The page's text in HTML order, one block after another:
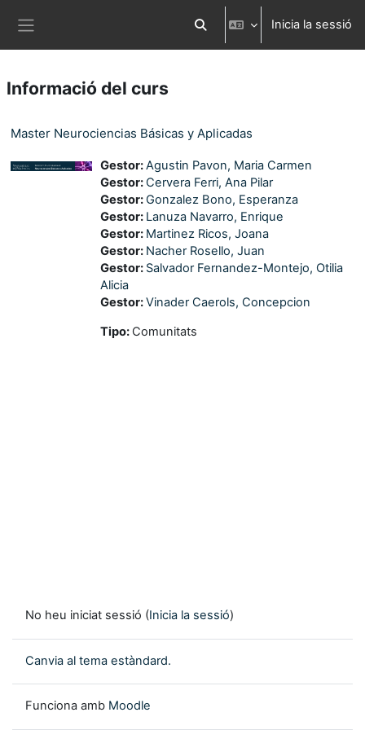
Commuta l'entrada de la cerca
Inicia la sessió
Informació del curs
Master Neurociencias Básicas y Aplicadas
Gestor:Agustin Pavon, Maria Carmen
Gestor:Cervera Ferri, Ana Pilar
Gestor:Gonzalez Bono, Esperanza
Gestor: Lanuza Navarro, Enrique
Gestor: Martinez Ricos, Joana
Gestor: Nacher Rosello, Juan
Gestor: Salvador Fernandez-Montejo, Otilia
Alicia
Gestor:Vinader Caerols, Concepcion
Tipo: Comunitats
No heu iniciat sessió (Inicia la sessió)
Canvia al tema estàndard.
Funciona amb Moodle